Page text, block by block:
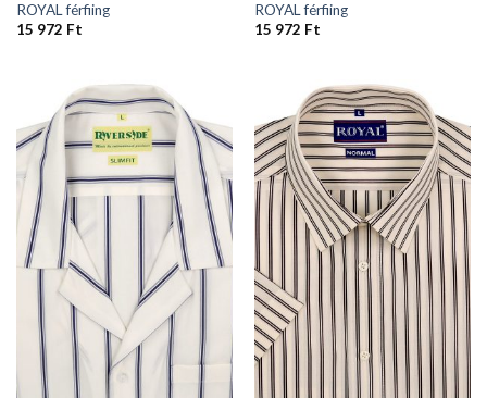
ROYAL férfiing
15 972 Ft
ROYAL férfiing
15 972 Ft